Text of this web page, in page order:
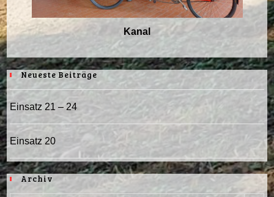
Kanal
Neueste Beiträge
Einsatz 21 – 24
Einsatz 20
Archiv